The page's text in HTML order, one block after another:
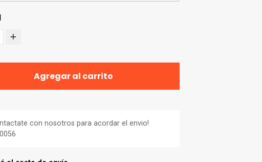
Agregar al carrito
con nosotros para acordar el envio!